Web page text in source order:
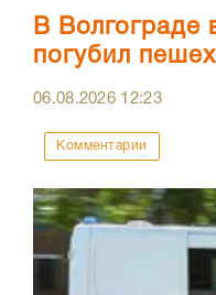
В Волгограде
погубил
06.08.2026 12:23
Комментарии